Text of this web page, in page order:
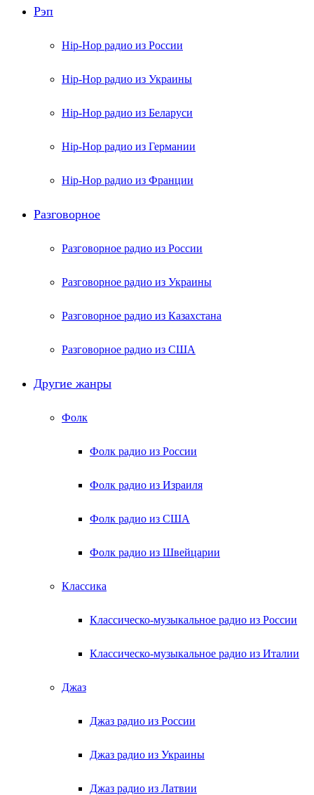
Рэп
Hip-Hop радио из России
Hip-Hop радио из Украины
Hip-Hop радио из Беларуси
Hip-Hop радио из Германии
Hip-Hop радио из Франции
Разговорное
Разговорное радио из России
Разговорное радио из Украины
Разговорное радио из Казахстана
Разговорное радио из США
Другие жанры
Фолк
Фолк радио из России
Фолк радио из Израиля
Фолк радио из США
Фолк радио из Швейцарии
Классика
Классическо-музыкальное радио из России
Классическо-музыкальное радио из Италии
Джаз
Джаз радио из России
Джаз радио из Украины
Джаз радио из Латвии